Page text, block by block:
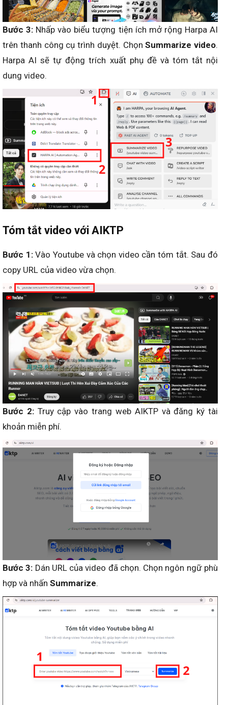
Bước 3: Nhấp vào biểu tượng tiện ích mở rộng Harpa AI
trên thanh công cụ trình duyệt. ChọnSummarize video.
Harpa AI sẽ tự động trích xuất phụ đề và tóm tắt nội
dung video.
Tóm tắt video với AIKTP
Bước 1:Vào Youtube và chọn video cần tóm tắt. Sau đó
copy URL của video vừa chọn.
Bước 2:Truy cập vào trang web AIKTP và đăng ký tài
khoản miễn phí.
Bước 3: Dán URL của video đã chọn. Chọn ngôn ngữ phù
hợp và nhấn Summarize.